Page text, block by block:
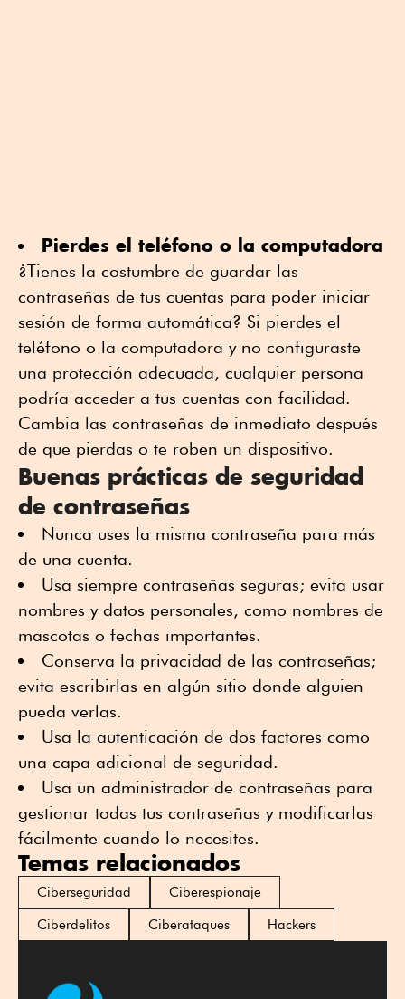
Pierdes el teléfono o la computadora
¿Tienes la costumbre de guardar las
contraseñas de tus cuentas para poder iniciar
sesión de forma automática? Si pierdes el
teléfono o la computadora y no configuraste
una protección adecuada, cualquier persona
podría acceder a tus cuentas con facilidad.
Cambia las contraseñas de inmediato después
de que pierdas o te roben un dispositivo.
Buenas prácticas de seguridad
de contraseñas
Nunca uses la misma contraseña para más
de una cuenta.
Usa siempre contraseñas seguras; evita usar
nombres y datos personales, como nombres de
mascotas o fechas importantes.
Conserva la privacidad de las contraseñas;
evita escribirlas en algún sitio donde alguien
pueda verlas.
Usa la autenticación de dos factores como
una capa adicional de seguridad.
Usa un administrador de contraseñas para
gestionar todas tus contraseñas y modificarlas
fácilmente cuando lo necesites.
Temas relacionados
Ciberseguridad
Ciberespionaje
Ciberdelitos
Ciberataques Hackers